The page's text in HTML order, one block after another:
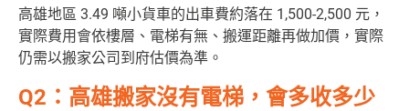
高雄地區 3.49 噸小貨車的出車費約落在 1,500-2,500 元，
實際費用會依樓層、電梯有無、搬運距離再做加價，實際
仍需以搬家公司到府估價為準。
Q2：高雄搬家沒有電梯，會多收多少